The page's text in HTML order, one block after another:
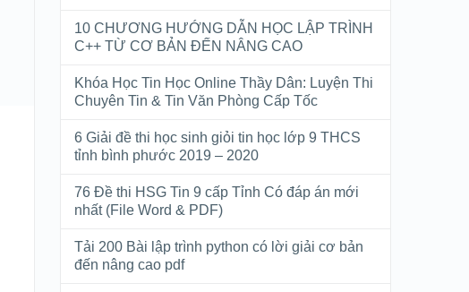
10 CHƯƠNG HƯỚNG DẪN HỌC LẬP TRÌNH
C++ TỪ CƠ BẢN ĐẾN NÂNG CAO
Khóa Học Tin Học Online Thầy Dân: Luyện Thi
Chuyên Tin & Tin Văn Phòng Cấp Tốc
6 Giải đề thi học sinh giỏi tin học lớp 9 THCS
tỉnh bình phước 2019 – 2020
76 Đề thi HSG Tin 9 cấp Tỉnh Có đáp án mới
nhất (File Word & PDF)
Tải 200 Bài lập trình python có lời giải cơ bản
đến nâng cao pdf